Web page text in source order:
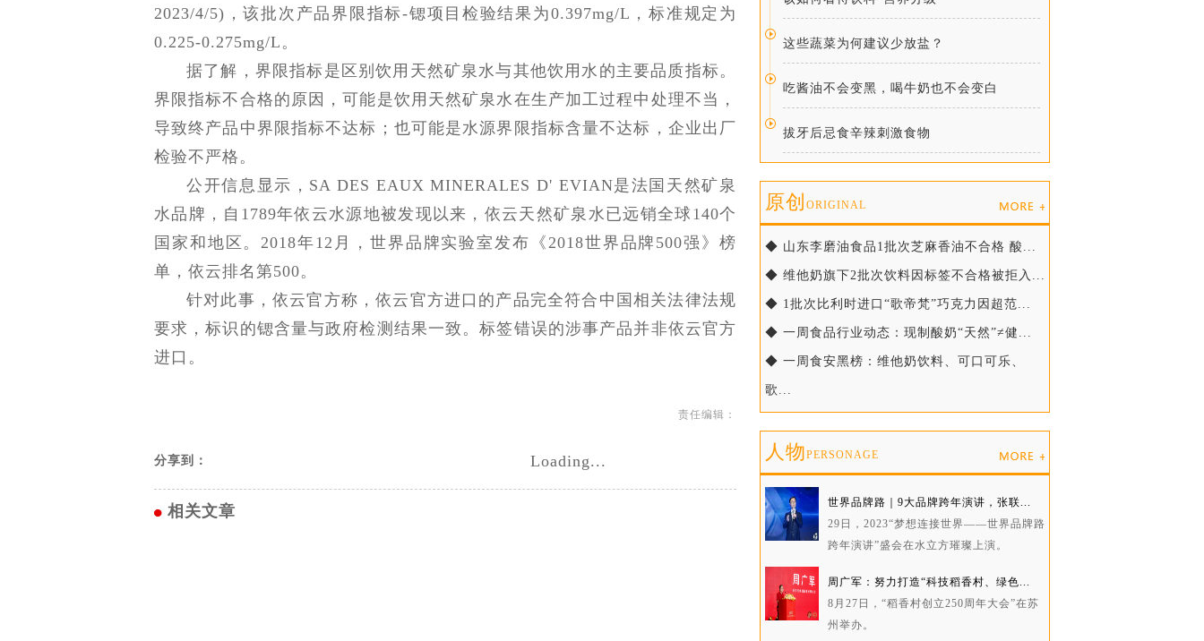
2023/4/5)，该批次产品界限指标-锶项目检验结果为0.397mg/L，标准规定为
0.225-0.275mg/L。
据了解，界限指标是区别饮用天然矿泉水与其他饮用水的主要品质指标。
界限指标不合格的原因，可能是饮用天然矿泉水在生产加工过程中处理不当，
导致终产品中界限指标不达标；也可能是水源界限指标含量不达标，企业出厂
检验不严格。
公开信息显示，SA DES EAUX MINERALES D' EVIAN是法国天然矿泉
水品牌，自1789年依云水源地被发现以来，依云天然矿泉水已远销全球140个
国家和地区。2018年12月，世界品牌实验室发布《2018世界品牌500强》榜
单，依云排名第500。
针对此事，依云官方称，依云官方进口的产品完全符合中国相关法律法规
要求，标识的锶含量与政府检测结果一致。标签错误的涉事产品并非依云官方
进口。
责任编辑：
分享到： Loading...
相关文章
这些蔬菜为何建议少放盐？
吃酱油不会变黑，喝牛奶也不会变白
拔牙后忌食辛辣刺激食物
原创 ORIGINAL
◆ 山东李磨油食品1批次芝麻香油不合格 酸...
◆ 维他奶旗下2批次饮料因标签不合格被拒入...
◆ 1批次比利时进口“歌帝梵”巧克力因超范...
◆ 一周食品行业动态：现制酸奶“天然”≠健...
◆ 一周食安黑榜：维他奶饮料、可口可乐、
歌...
人物PERSONAGE
世界品牌路｜9大品牌跨年演讲，张联...
29日，2023“梦想连接世界——世界品牌路
跨年演讲”盛会在水立方璀璨上演。
周广军：努力打造“科技稻香村、绿色...
8月27日，“稻香村创立250周年大会”在苏
州举办。